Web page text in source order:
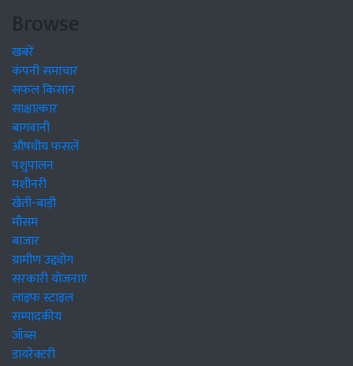
Browse
खबरें
कंपनी समाचार
सफल किसान
साक्षात्कार
बागवानी
औषधीय फसलें
पशुपालन
मशीनरी
खेती-बाड़ी
मौसम
बाजार
ग्रामीण उद्द्योग
सरकारी योजनाएं
लाइफ स्टाइल
सम्पादकीय
जॉब्स
डायरेक्टरी